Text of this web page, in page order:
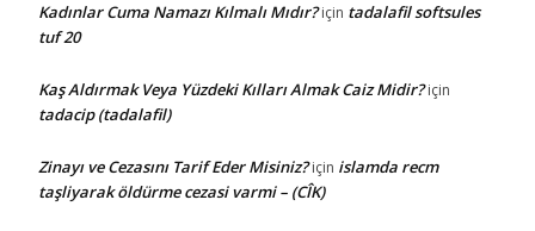
Kadınlar Cuma Namazı Kılmalı Mıdır?için tadalafil softsules
tuf 20
Kaş Aldırmak Veya Yüzdeki Kılları Almak Caiz Midir?için
tadacip (tadalafil)
Zinayı ve Cezasını Tarif Eder Misiniz?için islamda recm
taşliyarak öldürme cezasi varmi – (CÎK)